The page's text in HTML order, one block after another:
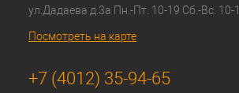
ул.Дадаева д.3а Пн.-Пт. 10-19 Сб.-Вс. 10-
Посмотреть на карте
+7 (4012) 35-94-65